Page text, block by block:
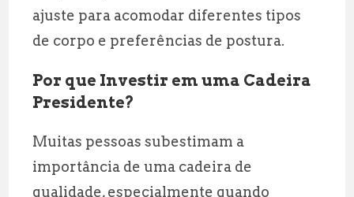
ajuste para acomodar diferentes tipos
de corpo e preferências de postura.
Por que Investir em uma Cadeira
Presidente?
Muitas pessoas subestimam a
importância de uma cadeira de
qualidade, especialmente quando